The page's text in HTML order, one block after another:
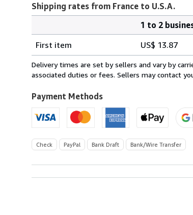
Shipping rates from France to U.S.A.
rates
from
France
U.S.A.
1 to 2
First item
US$ 13.87
Delivery times are set by sellers and vary by
associated duties or fees. Sellers may contact
Payment Methods
Check PayPal Bank Draft Bank/Wire Transfer